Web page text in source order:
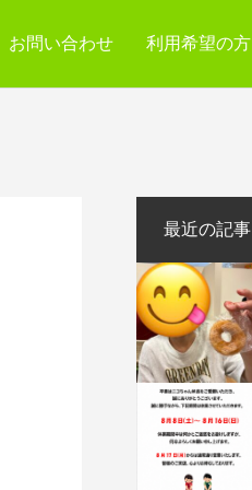
お問い合わせ 利用希望の方
最近の記事